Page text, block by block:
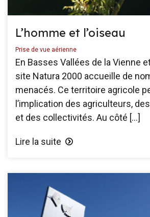
L’homme et l’oiseau
Prise de vue aérienne
En Basses Vallées de la Vienne
site Natura 2000 accueille de
menacés. Ce territoire agricole
l’implication des agriculteurs,
et des collectivités. Au côté […]
Lire la suite